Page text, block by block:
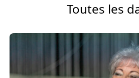
Toutes les